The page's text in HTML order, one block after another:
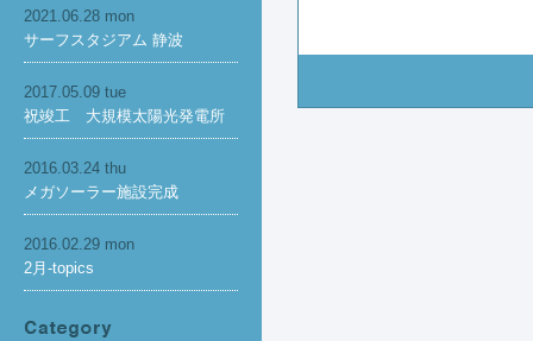
2021.06.28 mon
サーフスタジアム 静波
2017.05.09 tue
祝竣工 大規模太陽光発電所
2016.03.24 thu
メガソーラー施設完成
2016.02.29 mon
2月-topics